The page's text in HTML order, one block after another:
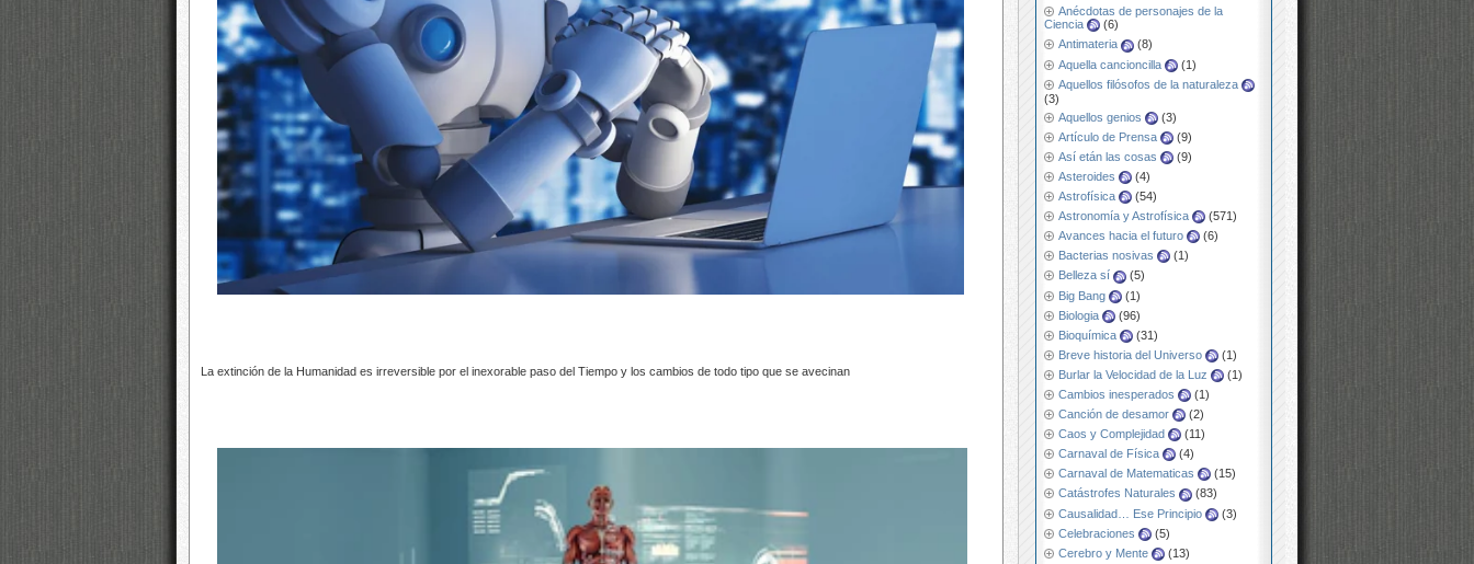
Anécdotas de personajes de la
Ciencia
(6)
Antimateria
(8)
Aquella cancioncilla
(1)
Aquellos filósofos de la naturaleza
(3)
Aquellos genios
(3)
Artículo de Prensa
(9)
Así etán las cosas
(9)
Asteroides
(4)
Astrofísica
(54)
Astronomía y Astrofísica
(571)
Avances hacia el futuro
(6)
Bacterias nosivas
(1)
Belleza sí
(5)
Big Bang
(1)
Biologia
(96)
Bioquímica
(31)
Breve historia del Universo
(1)
Burlar la Velocidad de la Luz
(1)
Cambios inesperados
(1)
Canción de desamor
(2)
Caos y Complejidad
(11)
Carnaval de Física
(4)
Carnaval de Matematicas
(15)
Catástrofes Naturales
(83)
Causalidad… Ese Principio
(3)
Celebraciones
(5)
Cerebro y Mente
(13)
La extinción de la Humanidad es irreversible por el inexorable paso del Tiempo y los cambios de todo tipo que se avecinan